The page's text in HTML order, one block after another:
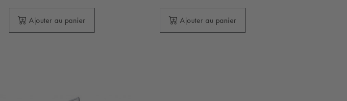
Ajouter au panier Ajouter au panier